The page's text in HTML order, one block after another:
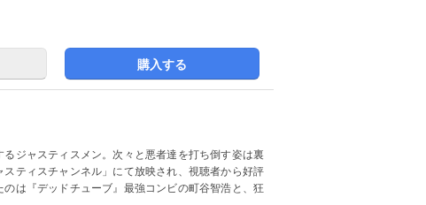
購入する
ジャスティスメン。次々と悪者達を打ち倒す姿は裏
ティスチャンネル」にて放映され、視聴者から好評
は『デッドチューブ』最強コンビの町谷智浩と、狂